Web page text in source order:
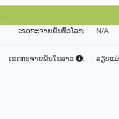
ເຂດກະຈາຍພັນທົ່ວໂລກ: N/A
ເຂດກະຈາຍພັນໃນລາວ : ລຽບແ